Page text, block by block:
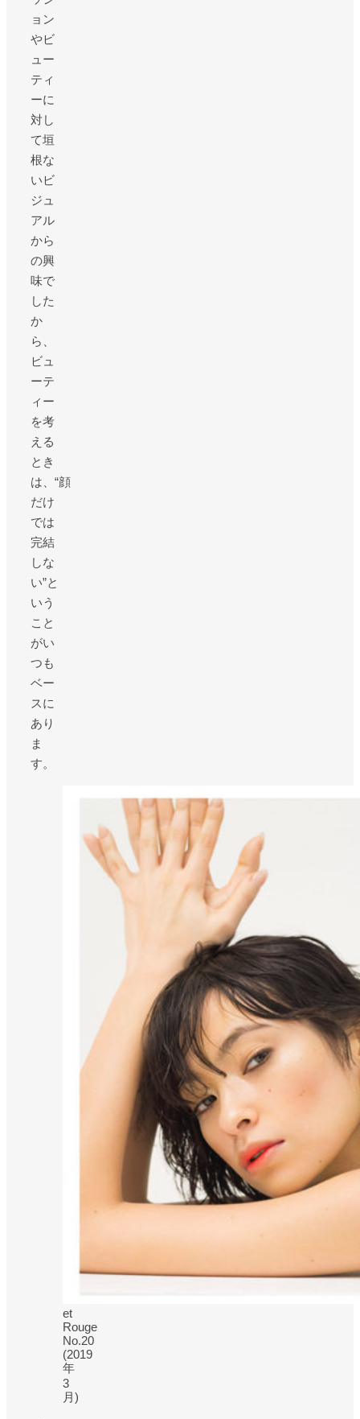
ョン
やビ
ュー
ティ
ーに
対し
て垣
根な
いビ
ジュ
アル
から
の興
味で
した
か
ら、
ビュ
ーテ
ィー
を考
える
とき
は、“顔
だけ
では
完結
しな
い”と
いう
こと
がい
つも
ベー
スに
あり
ま
す。
et
Rouge
No.20
(2019
年
3
月)